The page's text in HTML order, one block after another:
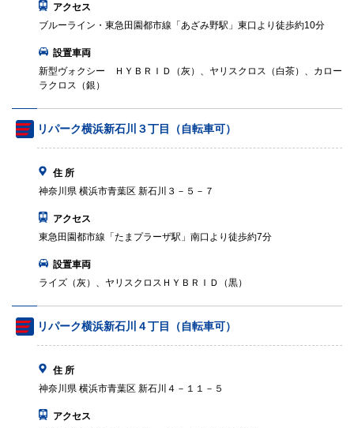
アクセス
ブルーライン・東急田園都市線「あざみ野駅」東口より徒歩約10分
設置車両
新型ヴォクシー ＨＹＢＲＩＤ（灰）、ヤリスクロス（白茶）、カロー
ラクロス（銀）
リパーク横浜新石川３丁目（自転車可）
住 所
神奈川県 横浜市青葉区 新石川３－５－７
アクセス
東急田園都市線「たまプラーザ駅」南口より徒歩約7分
設置車両
ライズ（灰）、ヤリスクロスＨＹＢＲＩＤ（黒）
リパーク横浜新石川４丁目（自転車可）
住 所
神奈川県 横浜市青葉区 新石川４－１１－５
アクセス